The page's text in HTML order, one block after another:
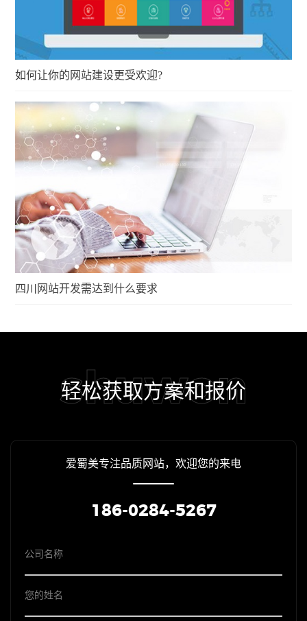
如何让你的网站建设更受欢迎?
四川网站开发需达到什么要求
shuwon
轻松获取方案和报价
爱蜀美专注品质网站，欢迎您的来电
186-0284-5267